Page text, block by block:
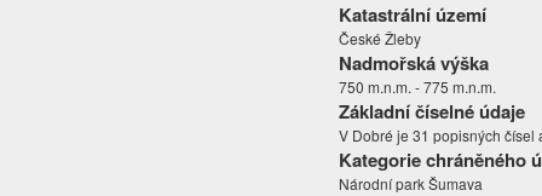
Katastrální území
České Žleby
Nadmořská výška
750 m.n.m. - 775 m.n.m.
Základní číselné údaje
V Dobré je 31 popisných čísel
Kategorie chráněného
Národní park Šumava